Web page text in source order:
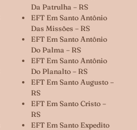
Da Patrulha – RS
EFT Em Santo Antônio
Das Missões – RS
EFT Em Santo Antônio
Do Palma – RS
EFT Em Santo Antônio
Do Planalto – RS
EFT Em Santo Augusto –
RS
EFT Em Santo Cristo –
RS
EFT Em Santo Expedito